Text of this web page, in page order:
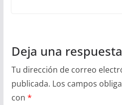
Deja una respuesta
Tu dirección de correo
publicada. Los campos
con *